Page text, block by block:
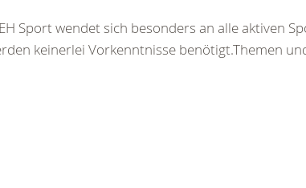
Sport wendet sich besonders an alle aktiven
keinerlei Vorkenntnisse benötigt.Themen